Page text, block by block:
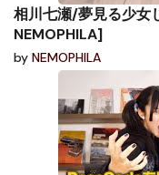
相川七瀬/夢見る少
NEMOPHILA]
by NEMOPHILA